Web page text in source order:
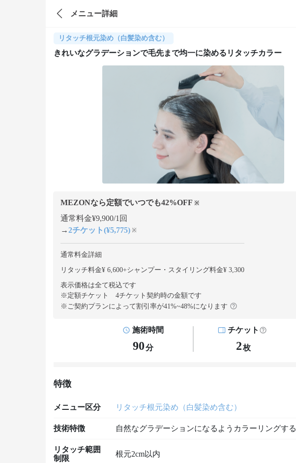
メニュー詳細
リタッチ根元染め（白髪染め含む）
きれいなグラデーションで毛先まで均一に染めるリタッチカラー
MEZONなら定額でいつでも42%OFF ※
通常料金¥9,900/1回
→2チケット(¥5,775) ※
通常料金詳細
リタッチ料金¥ 6,600+シャンプー・スタイリング料金¥ 3,300
表示価格は全て税込です
※定額チケット 4チケット契約時の金額です
※ご契約プランによって割引率が41%~48%になります
施術時間
90分
チケット
2枚
特徴
メニュー区分 リタッチ根元染め（白髪染め含む）
技術特徴 自然なグラデーションになるようカラーリングする
リタッチ範囲
制限
根元2cm以内